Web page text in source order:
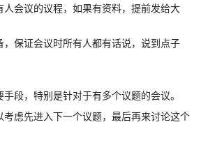
会议的议程，如果有资料，提前发给大
保证会议时所有人都有话说，说到点子
段，特别是针对于有多个议题的会议。
虑先进入下一个议题，最后再来讨论这个